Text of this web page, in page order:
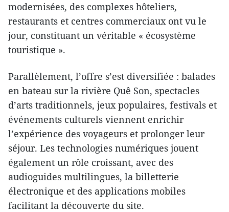
modernisées, des complexes hôteliers,
restaurants et centres commerciaux ont vu le
jour, constituant un véritable « écosystème
touristique ».
Parallèlement, l’offre s’est diversifiée : balades
en bateau sur la rivière Quê Son, spectacles
d’arts traditionnels, jeux populaires, festivals et
événements culturels viennent enrichir
l’expérience des voyageurs et prolonger leur
séjour. Les technologies numériques jouent
également un rôle croissant, avec des
audioguides multilingues, la billetterie
électronique et des applications mobiles
facilitant la découverte du site.